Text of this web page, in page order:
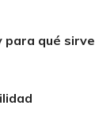
para qué sirve